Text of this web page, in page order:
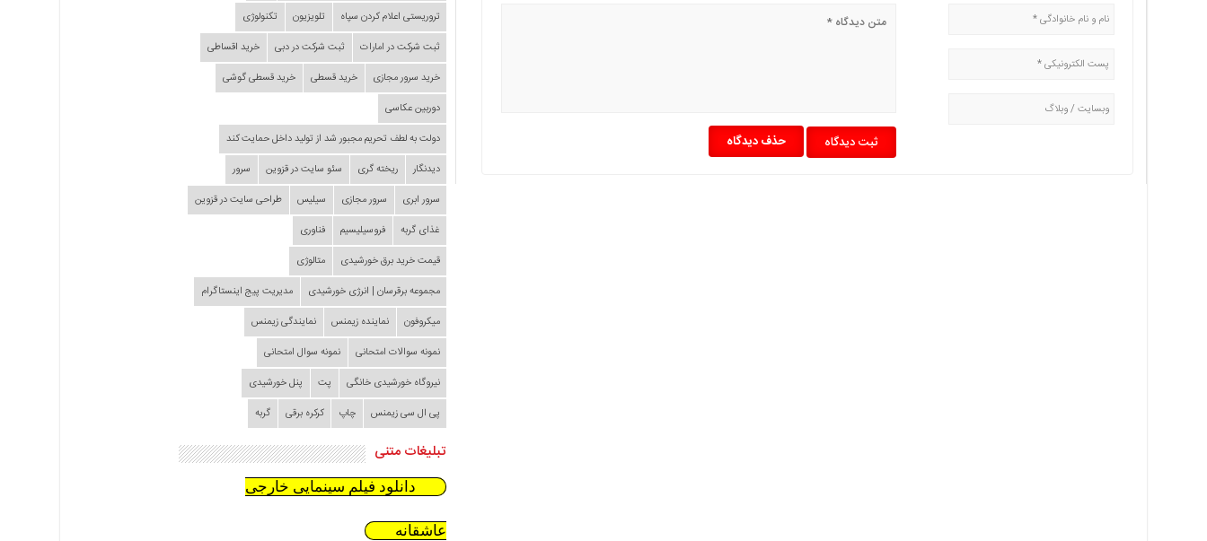
حذف دیدگاه
تروریستی اعلام کردن سپاه
تلویزیون
تکنولوژی
ثبت شرکت در امارات
ثبت شرکت در دبی
خرید اقساطی
خرید سرور مجازی
خرید قسطی
خرید قسطی گوشی
دوربین عکاسی
دولت به لطف تحریم مجبور شد از تولید داخل حمایت کند
دیدنگار
ریخته گری سئو سایت در قزوین
سرور
سرور ابری
سرور مجازی سیلیس
طراحی سایت در قزوین
غذای گربه
فروسیلیسیم
فناوری
قیمت خرید برق خورشیدی
متالوژی
مجموعه برقرسان | انرژی خورشیدی
مدیریت پیج اینستاگرام
میکروفون
نماینده زیمنس
نمایندگی زیمنس
نمونه سوالات امتحانی
نمونه سوال امتحانی
نیروگاه خورشیدی خانگی
پت
پنل خورشیدی
پی ال سی زیمنس
چاپ کرکره برقی گربه
تبلیغات متنی
دانلود فیلم سینمایی خارجی
عاشقانه